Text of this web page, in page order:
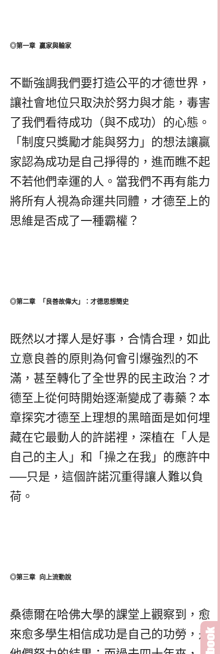
◎第一章 贏家與輸家
不斷強調我們要打造公平的才德世界，
讓社會地位只取決於努力與才能，毒害
了我們看待成功（與不成功）的心態。
「制度只獎勵才能與努力」的想法讓贏
家認為成功是自己掙得的，進而瞧不起
不若他們幸運的人。當我們不再有能力
將所有人視為命運共同體，才德至上的
思維是否成了一種霸權？
◎第二章 「良善故偉大」：才德思想簡史
既然以才擇人是好事，合情合理，如此
立意良善的原則為何會引爆強烈的不
滿，甚至轉化了全世界的民主政治？才
德至上從何時開始逐漸變成了毒藥？本
章探究才德至上理想的黑暗面是如何埋
藏在它最動人的許諾裡，深植在「人是
自己的主人」和「操之在我」的應許中
──只是，這個許諾沉重得讓人難以負
荷。
◎第三章 向上流動說
桑德爾在哈佛大學的課堂上觀察到，愈
來愈多學生相信成功是自己的功勞，是